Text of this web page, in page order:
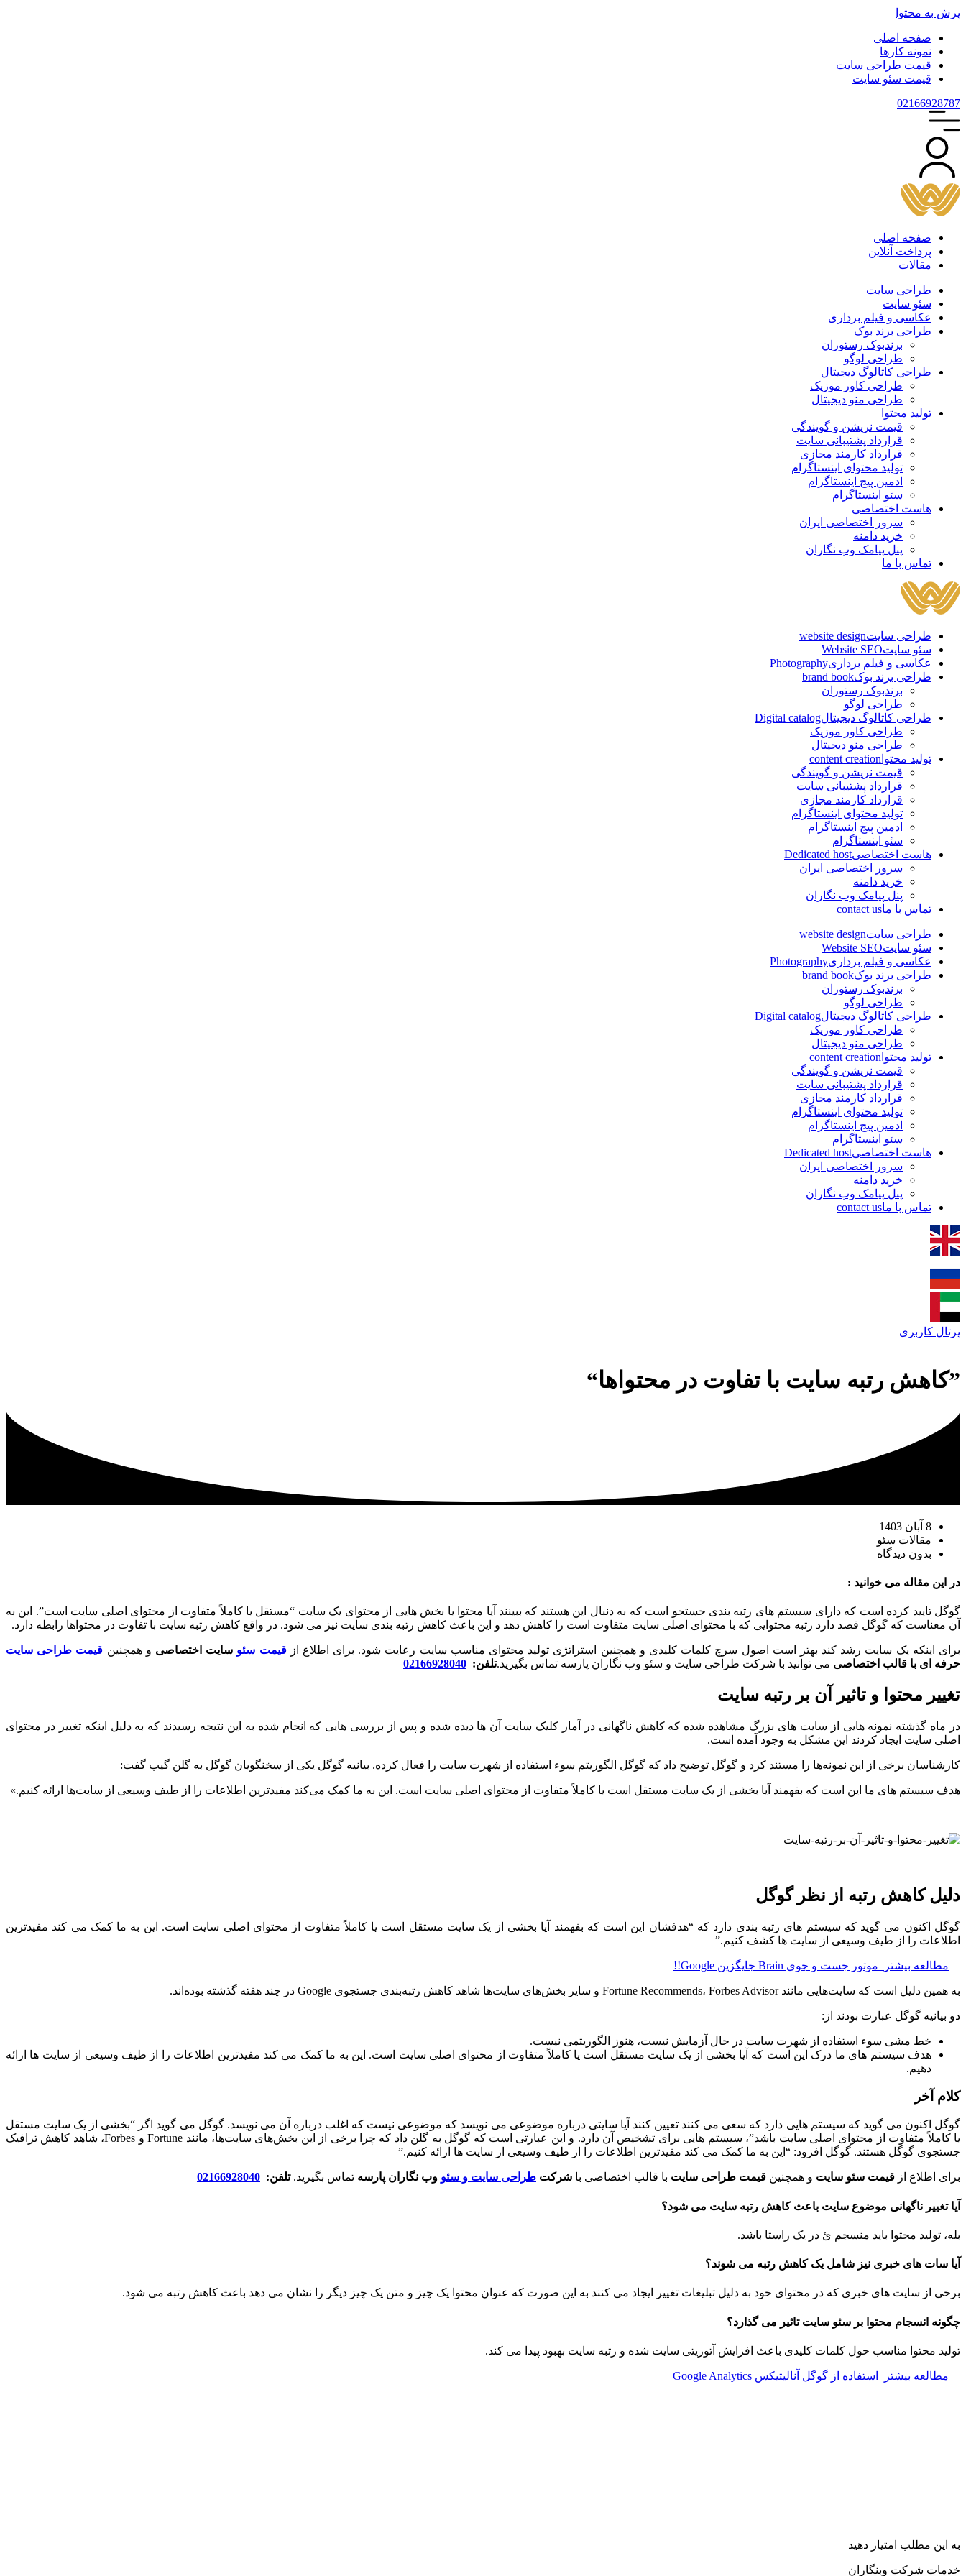
پرش به محتوا
صفحه اصلی
نمونه کارها
قیمت طراحی سایت
قیمت سئو سایت
02166928787
صفحه اصلی
پرداخت آنلاین
مقالات
طراحی سایت
سئو سایت
عکاسی و فیلم برداری
طراحی برند بوک
برندبوک رستوران
طراحی لوگو
طراحی کاتالوگ دیجیتال
طراحی کاور موزیک
طراحی منو دیجیتال
تولید محتوا
قیمت نریشن و گویندگی
قرارداد پشتیبانی سایت
قرارداد کارمند مجازی
تولید محتوای اینستاگرام
ادمین پیج اینستاگرام
سئو اینستاگرام
هاست اختصاصی
سرور اختصاصی ایران
خرید دامنه
پنل پیامک وب نگاران
تماس با ما
طراحی سایتwebsite design
سئو سایتWebsite SEO
عکاسی و فیلم برداریPhotography
طراحی برند بوکbrand book
برندبوک رستوران
طراحی لوگو
طراحی کاتالوگ دیجیتالDigital catalog
طراحی کاور موزیک
طراحی منو دیجیتال
تولید محتوا content creation
قیمت نریشن و گویندگی
قرارداد پشتیبانی سایت
قرارداد کارمند مجازی
تولید محتوای اینستاگرام
ادمین پیج اینستاگرام
سئو اینستاگرام
هاست اختصاصیDedicated host
سرور اختصاصی ایران
خرید دامنه
پنل پیامک وب نگاران
تماس با ماcontact us
طراحی سایتwebsite design
سئو سایتWebsite SEO
عکاسی و فیلم برداریPhotography
طراحی برند بوکbrand book
برندبوک رستوران
طراحی لوگو
طراحی کاتالوگ دیجیتالDigital catalog
طراحی کاور موزیک
طراحی منو دیجیتال
تولید محتوا content creation
قیمت نریشن و گویندگی
قرارداد پشتیبانی سایت
قرارداد کارمند مجازی
تولید محتوای اینستاگرام
ادمین پیج اینستاگرام
سئو اینستاگرام
هاست اختصاصیDedicated host
سرور اختصاصی ایران
خرید دامنه
پنل پیامک وب نگاران
تماس با ماcontact us
پرتال کاربری
”کاهش رتبه سایت با تفاوت در محتواها“
8 آبان 1403
مقالات سئو
بدون دیدگاه
در این مقاله می خوانید :
گوگل تایید کرده است که دارای سیستم های رتبه بندی جستجو است که به دنبال این هستند که ببینند آیا محتوا یا بخش هایی از محتوای یک سایت “مستقل یا کاملاً متفاوت از محتوای اصلی سایت است”. این به
آن معناست که گوگل قصد دارد رتبه محتوایی که با محتوای اصلی سایت متفاوت است را کاهش دهد و این باعث کاهش رتبه بندی سایت نیز می شود. در واقع کاهش رتبه سایت با تفاوت در محتواها رابطه دارد.
برای اینکه یک سایت رشد کند بهتر است اصول سرچ کلمات کلیدی و همچنین استراتژی تولید محتوای مناسب سایت رعایت شود. برای اطلاع ازقیمت سئو سایت اختصاصی و همچنین قیمت طراحی سایت
حرفه ای با قالب اختصاصی می توانید با شرکت طراحی سایت و سئو وب نگاران پارسه تماس بگیرید.تلفن: 02166928040
تغییر محتوا و تاثیر آن بر رتبه سایت
در ماه گذشته نمونه هایی از سایت های بزرگ مشاهده شده که کاهش ناگهانی در آمار کلیک سایت آن ها دیده شده و پس از بررسی هایی که انجام شده به این نتیجه رسیدند که به دلیل اینکه تغییر در محتوای
اصلی سایت ایجاد کردند این مشکل به وجود آمده است.
کارشناسان برخی از این نمونه‌ها را مستند کرد و گوگل توضیح داد که گوگل الگوریتم سوء استفاده از شهرت سایت را فعال کرده. بیانیه گوگل یکی از سخنگویان گوگل به گلن گیب گفت:
هدف سیستم های ما این است که بفهمند آیا بخشی از یک سایت مستقل است یا کاملاً متفاوت از محتوای اصلی سایت است. این به ما کمک می‌کند مفیدترین اطلاعات را از طیف وسیعی از سایت‌ها ارائه کنیم.»
دلیل کاهش رتبه از نظر گوگل
گوگل اکنون می گوید که سیستم های رتبه بندی دارد که “هدفشان این است که بفهمند آیا بخشی از یک سایت مستقل است یا کاملاً متفاوت از محتوای اصلی سایت است. این به ما کمک می کند مفیدترین
اطلاعات را از طیف وسیعی از سایت ها کشف کنیم.”
مطالعه بیشتر موتور جست و جوی Brain جایگزین Google!!
به همین دلیل است که سایت‌هایی مانند Fortune Recommends، Forbes Advisor و سایر بخش‌های سایت‌ها شاهد کاهش رتبه‌بندی جستجوی Google در چند هفته گذشته بوده‌اند.
دو بیانیه گوگل عبارت بودند از:
خط مشی سوء استفاده از شهرت سایت در حال آزمایش نیست، هنوز الگوریتمی نیست.
هدف سیستم های ما درک این است که آیا بخشی از یک سایت مستقل است یا کاملاً متفاوت از محتوای اصلی سایت است. این به ما کمک می کند مفیدترین اطلاعات را از طیف وسیعی از سایت ها ارائه
دهیم.
کلام آخر
گوگل اکنون می ‌گوید که سیستم‌ هایی دارد که سعی می‌ کنند تعیین کنند آیا سایتی درباره موضوعی می‌ نویسد که موضوعی نیست که اغلب درباره آن می‌ نویسد. گوگل می گوید اگر “بخشی از یک سایت مستقل
یا کاملاً متفاوت از محتوای اصلی سایت باشد”، سیستم هایی برای تشخیص آن دارد. و این عبارتی است که گوگل به گلن داد که چرا برخی از این بخش‌های سایت‌ها، مانند Fortune و Forbes، شاهد کاهش ترافیک
جستجوی گوگل هستند. گوگل افزود: “این به ما کمک می کند مفیدترین اطلاعات را از طیف وسیعی از سایت ها ارائه کنیم.”
برای اطلاع از قیمت سئو سایت و همچنین قیمت طراحی سایت با قالب اختصاصی با شرکت طراحی سایت و سئو وب نگاران پارسه تماس بگیرید.تلفن: 02166928040
آیا تغییر ناگهانی موضوع سایت باعث کاهش رتبه سایت می شود؟
بله، تولید محتوا باید منسجم ئ در یک راستا باشد.
آیا سات های خبری نیز شامل یک کاهش رتبه می شوند؟
برخی از سایت های خبری که در محتوای خود به دلیل تبلیغات تغییر ایجاد می کنند به این صورت که عنوان محتوا یک چیز و متن یک چیز دیگر را نشان می دهد باعث کاهش رتبه می شود.
چگونه انسجام محتوا بر سئو سایت تاثیر می گذارد؟
تولید محتوا مناسب حول کلمات کلیدی باعث افزایش آتوریتی سایت شده و رتبه سایت بهبود پیدا می کند.
مطالعه بیشتر استفاده از گوگل آنالیتیکس Google Analytics
به این مطلب امتیاز دهید
خدمات شرکت وبنگاران